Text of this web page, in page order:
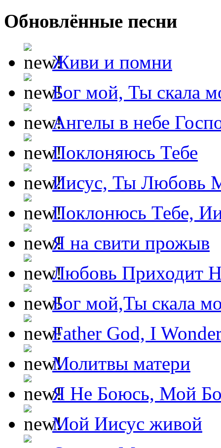
Обновлённые песни
Живи и помни
Бог мой, Ты скала
Ангелы в небе
Поклоняюсь Тебе
Иисус, Ты Любовь
Поклонюсь Тебе,
Я на свити прожыв
Любовь Приходит
Бог мой,Ты скала
Father God, I
Молитвы матери
Я Не Боюсь, Мой
Мой Иисус живой